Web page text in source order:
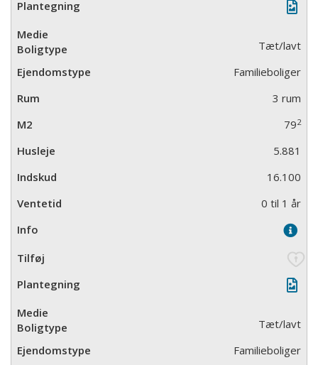
Tæt/lavt
Familieboliger
3 rum
792
5.881
16.100
0 til 1 år
Tæt/lavt
Familieboliger